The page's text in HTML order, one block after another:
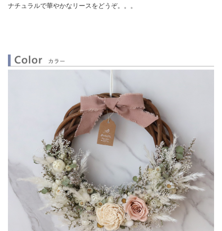
ナチュラルで華やかなリースをどうぞ。。。